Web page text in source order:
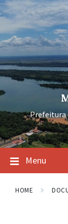
Ir
para
conteúdo
Pular
para
navegação
principal
Pular
para
rodapé
Prefeitura
Menu
HOME